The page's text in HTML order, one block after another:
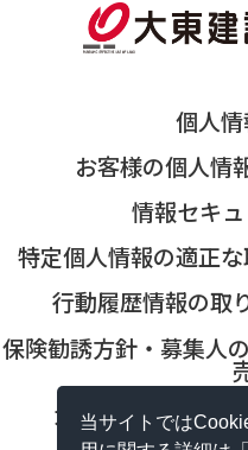
当サイトでは
個人
お客様の個人情
情報セキ
特定個人情報の適正
行動履歴情報の取
保険勧誘方針・募集人
カスタマーハラス